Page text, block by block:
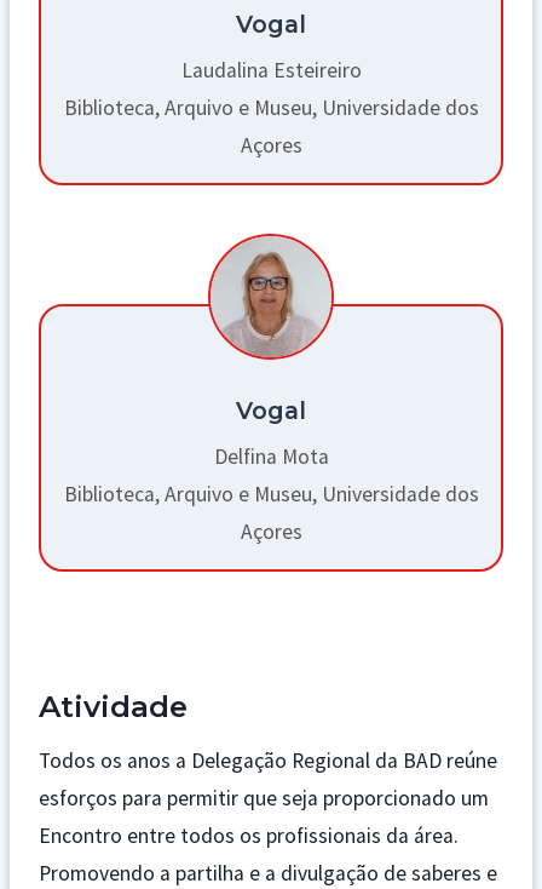
Vogal
Laudalina Esteireiro
Biblioteca, Arquivo e Museu, Universidade dos
Açores
Vogal
Delfina Mota
Biblioteca, Arquivo e Museu, Universidade dos
Açores
Atividade
Todos os anos a Delegação Regional da BAD reúne
esforços para permitir que seja proporcionado um
Encontro entre todos os profissionais da área.
Promovendo a partilha e a divulgação de saberes e